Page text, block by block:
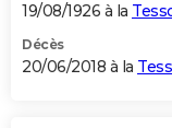
19/08/1926 à la
Décès
20/06/2018 à la